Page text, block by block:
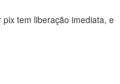
tem liberação imediata, e